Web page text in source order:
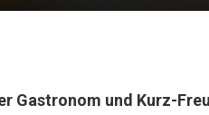
Gastronom und Kurz-